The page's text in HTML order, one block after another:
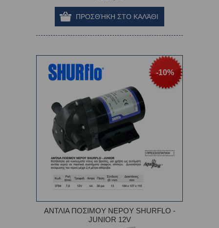
-10%
ΑΝΤΛΙΑ ΠΟΣΙΜΟΥ ΝΕΡΟΥ SHURFLO -
JUNIOR 12V